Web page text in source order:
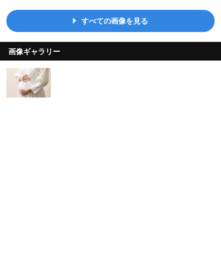
すべての画像を見る
画像ギャラリー